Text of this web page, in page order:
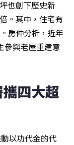
也創下歷史新
。其中，住宅有
房仲分析，近年
參與老屋重建意
四大超
以功代金的代